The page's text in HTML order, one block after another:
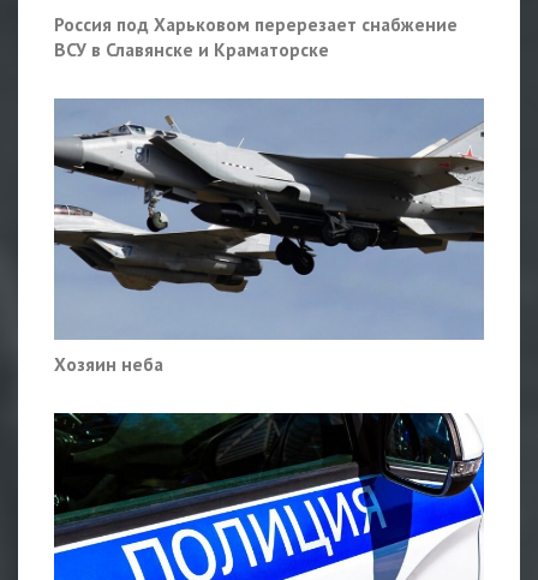
Россия под Харьковом перерезает снабжение
ВСУ в Славянске и Краматорске
Хозяин неба